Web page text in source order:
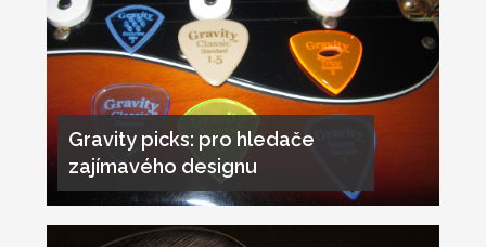
Gravity picks: pro hledače
zajímavého designu